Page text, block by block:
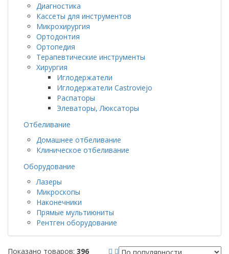
Диагностика
Кассеты для инструментов
Микрохирургия
Ортодонтия
Ортопедия
Терапевтические инструменты
Хирургия
Иглодержатели
Иглодержатели Castroviejo
Распаторы
Элеваторы, Люксаторы
Отбеливание
Домашнее отбеливание
Клиническое отбеливание
Оборудование
Лазеры
Микроскопы
Наконечники
Прямые мультиюниты
Рентген оборудование
Показано товаров: 396